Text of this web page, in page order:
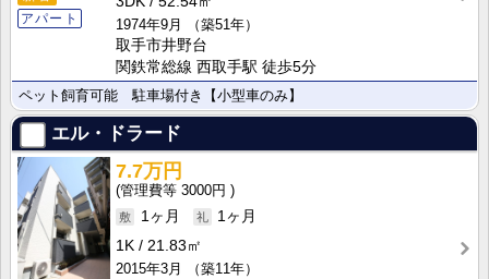
アパート
1974年9月
（築51年）
取手市井野台
関鉄常総線 西取手駅 徒歩5分
ペット飼育可能 駐車場付き【小型車のみ】
エル・ドラード
7.7万円
3000円
1ヶ月
1ヶ月
1K
21.83㎡
2015年3月
（築11年）